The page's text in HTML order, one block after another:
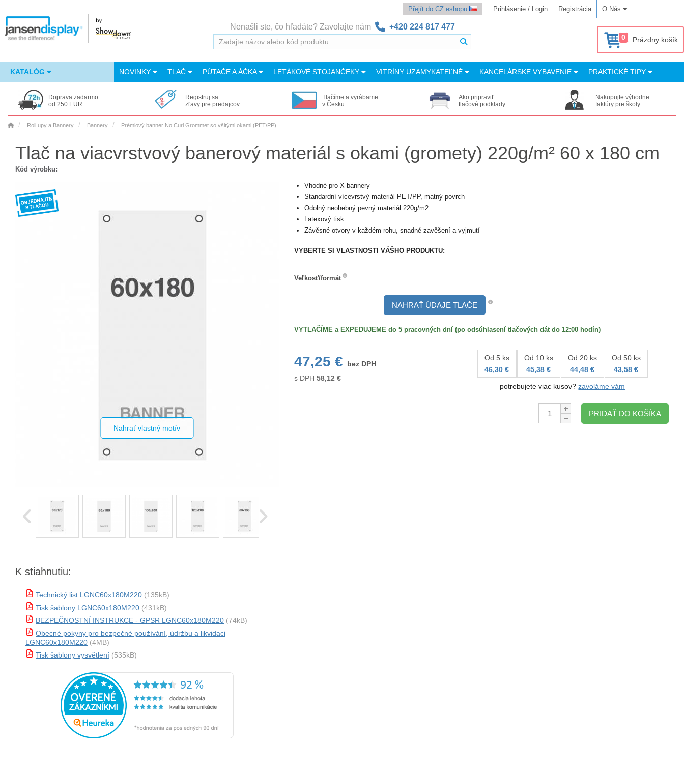
Přejít do CZ eshopu Prihlásenie / Login Registrácia O Nás
Nenašli ste, čo hľadáte? Zavolajte nám +420 224 817 477
0 Prázdny košík
KATALÓG NOVINKY TLAČ PÚTAČE A ÁČKA LETÁKOVÉ STOJANČEKY VITRÍNY UZAMYKATEĽNÉ KANCELÁRSKE VYBAVENIE PRAKTICKÉ TIPY
Doprava zadarmo
od 250 EUR
Registruj sa
zľavy pre predajcov
Tlačíme a vyrábame
v Česku
Ako pripraviť
tlačové podklady
Nakupujte výhodne
faktúry pre školy
Roll upy a Bannery Bannery Prémiový banner No Curl Grommet so všitými okami (PET/PP)
Tlač na viacvrstvový banerový materiál s okami (gromety) 220g/m² 60 x 180 cm
Kód výrobku:
Nahrať vlastný motív
K stiahnutiu:
Technický list LGNC60x180M220 (135kB)
Tisk šablony LGNC60x180M220 (431kB)
BEZPEČNOSTNÍ INSTRUKCE - GPSR LGNC60x180M220 (74kB)
Obecné pokyny pro bezpečné používání, údržbu a likvidaci
LGNC60x180M220 (4MB)
Tisk šablony vysvětlení (535kB)
Vhodné pro X-bannery
Standardní vícevrstvý materiál PET/PP, matný povrch
Odolný neohebný pevný materiál 220g/m2
Latexový tisk
Závěsné otvory v každém rohu, snadné zavěšení a vyjmutí
VYBERTE SI VLASTNOSTI VÁŠHO PRODUKTU:
Veľkosť/formát
NAHRAŤ ÚDAJE TLAČE
VYTLAČÍME a EXPEDUJEME do 5 pracovných dní (po odsúhlasení tlačových dát do 12:00 hodín)
47,25 €
bez DPH
s DPH 58,12 €
Od 5 ks
46,30 €
Od 10 ks
45,38 €
Od 20 ks
44,48 €
Od 50 ks
43,58 €
potrebujete viac kusov?zavoláme vám
Množstvo:
PRIDAŤ DO KOŠÍKA